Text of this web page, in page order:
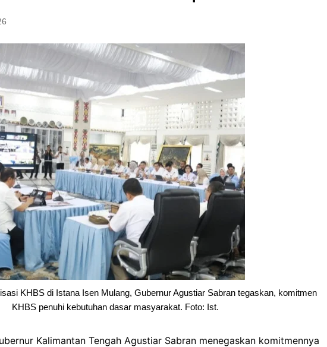
Raya
DPRD Kotawaringin Timur
DPRD Lamandau
DPRD Murung Raya
DPRD Pulang Pisau
DPRD Seruyan
DPRD Sukamara
KHBS di Istana Isen Mulang, Gubernur Agustiar Sabran tegaskan, komitmen
KHBS penuhi kebutuhan dasar masyarakat. Foto: Ist.
Kalimantan Tengah Agustiar Sabran menegaskan komitmennya